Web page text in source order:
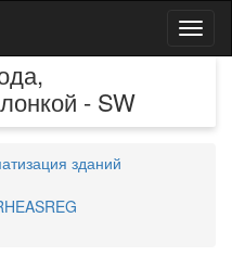
- SW
зданий